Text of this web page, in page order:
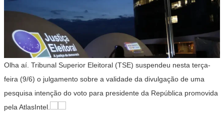
Olha aí. Tribunal Superior Eleitoral (TSE) suspendeu nesta terça-
feira (9/6) o julgamento sobre a validade da divulgação de uma
pesquisa intenção do voto para presidente da República promovida
pela AtlasIntel.